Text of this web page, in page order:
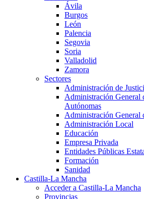
Ávila
Burgos
León
Palencia
Segovia
Soria
Valladolid
Zamora
Sectores
Administración de
Administración General
Autónomas
Administración General
Administración Local
Educación
Empresa Privada
Entidades Públicas
Formación
Sanidad
Castilla-La Mancha
Acceder a Castilla-La Mancha
Provincias